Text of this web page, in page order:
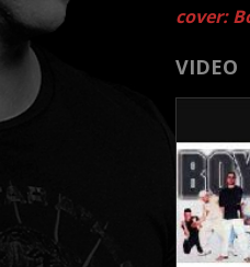
cover:
VIDEO